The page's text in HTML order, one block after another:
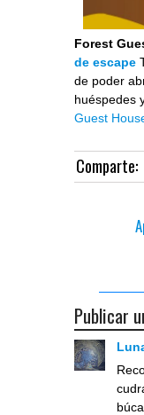
Forest
de escape
de poder
huéspedes
Guest
Comparte:
Publicar